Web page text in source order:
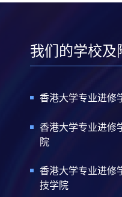
我们的学校及
香港大学专业进修
香港大学专业进修
院
香港大学专业进修
技学院